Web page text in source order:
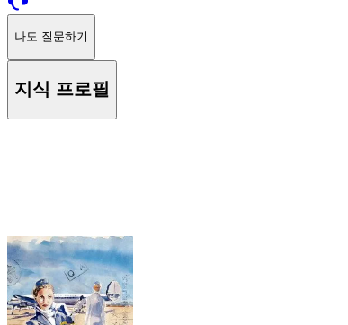
나도 질문하기
지식 프로필